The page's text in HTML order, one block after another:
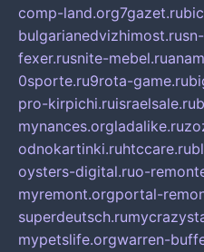
comp-land.org7gazet.ru
bulgarianedvizhimost.ru
fexer.rusnite-mebel.ru
0sporte.ru9rota-game.ru
pro-kirpichi.ruisraelsale.ru
mynances.orgladalike.ru
odnokartinki.ruhtccare.ru
oysters-digital.ruo-
myremont.orgportal-
superdeutsch.ru
mypetslife.orgwarren-